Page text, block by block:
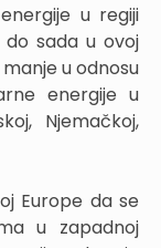
u regiji
sada u ovoj
u odnosu
energije u
Njemačkoj,
Europe da se
u zapadnoj